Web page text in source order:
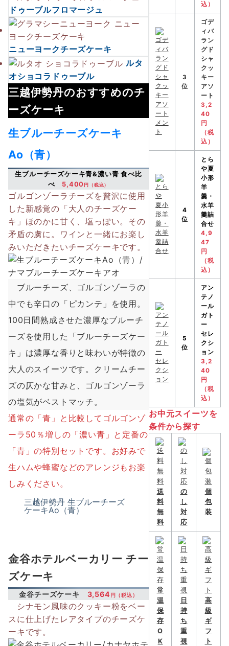
ドゥーブルフロマージュ
ニューヨークチーズケーキ
ルタ
オショコラドゥーブル
三越伊勢丹のおすすめのチ
ーズケーキ
生ブルーチーズケーキ
Ao（青）
生ブルーチーズケーキ青&濃い青 食べ比
べ 5,400 円（税込）
ゴルゴンゾーラチーズを贅沢に使用
した新感覚の「大人のチーズケー
キ」ほのかに甘く、塩っぽい。その
矛盾の虜に。ワインと一緒にお楽し
みいただきたいチーズケーキです。
ブルーチーズ、ゴルゴンゾーラの
中でも辛口の「ピカンテ」を使用。
100日間熟成させた濃厚なブルーチ
ーズを使用した「ブルーチーズケー
キ」は濃厚な香りと味わいが特徴の
大人のスイーツです。クリームチー
ズの仄かな甘みと、ゴルゴンゾーラ
の塩気がベストマッチ。
通常の「青」と比較してゴルゴンゾ
ーラ50％増しの「濃い青」と定番の
「青」の特別セットです。お好みで
生ハムや蜂蜜などのアレンジもお楽
しみください。
三越伊勢丹 生ブルーチーズ
ケーキAo（青）
金谷ホテルベーカリー チー
ズケーキ
金谷チーズケーキ 3,564 円（税込）
シナモン風味のクッキー粉をベー
スに仕上げたレアタイプのチーズケ
ーキです。
込）
3
位
ゴデ
ィバ
ラン
グド
シャ
クッ
キー
アソ
ート
3,2
40
円
（税
込）
4
位
とら
や夏
小形
羊
羹・
水羊
羹詰
合せ
4,9
47
円
（税
込）
5
位
アン
テノ
ール
ガト
ー
セレ
クシ
ョン
3,2
40
円
（税
込）
お中元スイーツを
条件から探す
送
料
無
料
の
し
対
応
個
包
装
常
温
保
存
O
K
日
持
ち
重
視
高
級
ギ
フ
ト